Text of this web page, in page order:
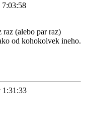
7:03:58
(alebo par raz)
od kohokolvek ineho.
1:31:33